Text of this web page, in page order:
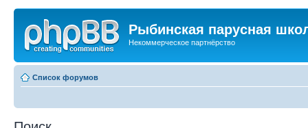
Рыбинская парусная
Некоммерческое партнёрство
Список форумов